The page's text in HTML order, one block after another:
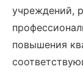
учреждений,
повышения